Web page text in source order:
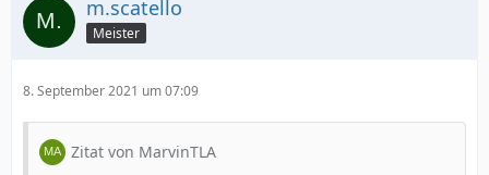
m.scatello
Meister
8. September 2021 um 07:09
Zitat von MarvinTLA